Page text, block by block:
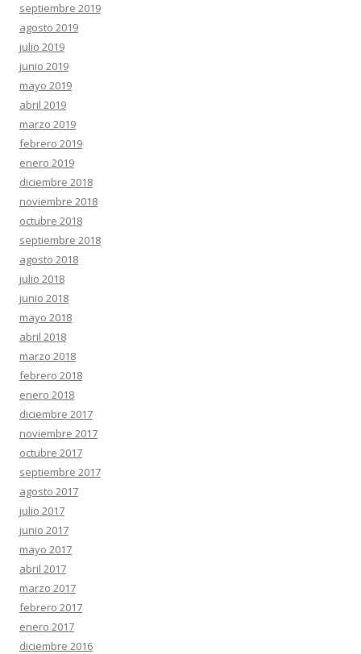
septiembre 2019
agosto 2019
julio 2019
junio 2019
mayo 2019
abril 2019
marzo 2019
febrero 2019
enero 2019
diciembre 2018
noviembre 2018
octubre 2018
septiembre 2018
agosto 2018
julio 2018
junio 2018
mayo 2018
abril 2018
marzo 2018
febrero 2018
enero 2018
diciembre 2017
noviembre 2017
octubre 2017
septiembre 2017
agosto 2017
julio 2017
junio 2017
mayo 2017
abril 2017
marzo 2017
febrero 2017
enero 2017
diciembre 2016